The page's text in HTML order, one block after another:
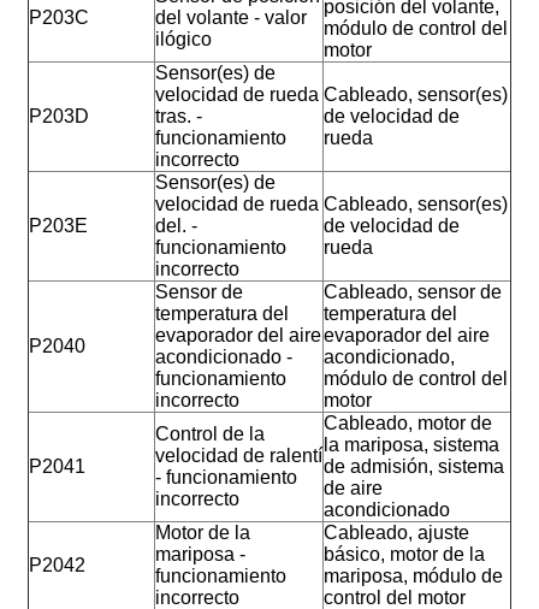
P203C
del volante - valor
ilógico
posición del volante,
módulo de control del
motor
P203D
Sensor(es) de
velocidad de rueda
tras. -
funcionamiento
incorrecto
Cableado, sensor(es)
de velocidad de
rueda
P203E
Sensor(es) de
velocidad de rueda
del. -
funcionamiento
incorrecto
Cableado, sensor(es)
de velocidad de
rueda
P2040
Sensor de
temperatura del
evaporador del aire
acondicionado -
funcionamiento
incorrecto
Cableado, sensor de
temperatura del
evaporador del aire
acondicionado,
módulo de control del
motor
P2041
Control de la
velocidad de ralentí
- funcionamiento
incorrecto
Cableado, motor de
la mariposa, sistema
de admisión, sistema
de aire
acondicionado
P2042
Motor de la
mariposa -
funcionamiento
incorrecto
Cableado, ajuste
básico, motor de la
mariposa, módulo de
control del motor